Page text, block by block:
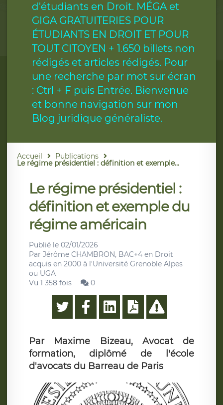
d'étudiants en Droit. MÉGA et
GIGA GRATUITERIES POUR
ÉTUDIANTS EN DROIT ET POUR
TOUT CITOYEN + 1.650 billets non
rédigés et articles rédigés. Pour
une recherche par mot sur écran
: Ctrl + F puis Entrée. Bienvenue
et bonne navigation sur mon
Blog juridique généraliste.
Accueil Publications
Le régime présidentiel : définition et exemple...
Le régime présidentiel :
définition et exemple du
régime américain
Publié le 02/01/2026
Par Jérôme CHAMBRON, BAC+4 en Droit
acquis en 2000 à l'Université Grenoble Alpes
ou UGA
Vu 1 358 fois
0
Par Maxime Bizeau, Avocat de
formation, diplômé de l'école
d'avocats du Barreau de Paris